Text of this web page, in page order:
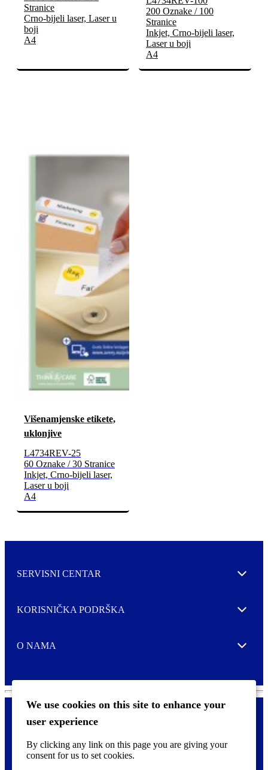
We use cookies on this site to enhance your
user experience
By clicking any link on this page you are giving your
consent for us to set cookies.
Stranice
Crno-bijeli laser, Laser u
boji
A4
200 Oznake / 100
Stranice
Inkjet, Crno-bijeli laser,
Laser u boji
A4
Višenamjenske etikete,
uklonjive
L4734REV-25
60 Oznake / 30 Stranice
Inkjet, Crno-bijeli laser,
Laser u boji
A4
SERVISNI CENTAR Expand
KORISNIČKA PODRŠKA Expand
O NAMA Expand
o
Pravne i tzv. Cookie obavijesti